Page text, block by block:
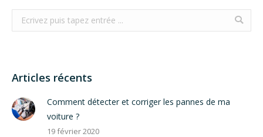
Search:
Articles récents
Comment détecter et corriger les pannes de ma
voiture ?
19 février 2020